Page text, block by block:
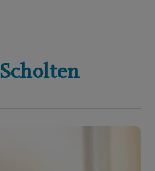
Scholten